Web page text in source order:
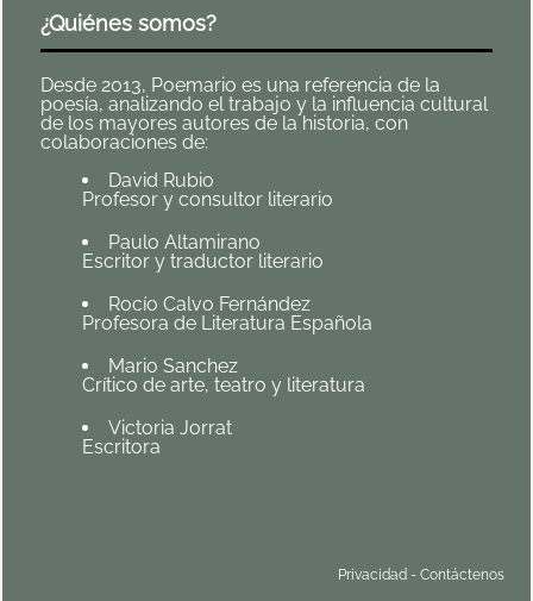
¿Quiénes somos?
Desde 2013, Poemario es una referencia de la
poesía, analizando el trabajo y la influencia cultural
de los mayores autores de la historia, con
colaboraciones de:
David Rubio
Profesor y consultor literario
Paulo Altamirano
Escritor y traductor literario
Rocío Calvo Fernández
Profesora de Literatura Española
Mario Sanchez
Crítico de arte, teatro y literatura
Victoria Jorrat
Escritora
Privacidad- Contáctenos